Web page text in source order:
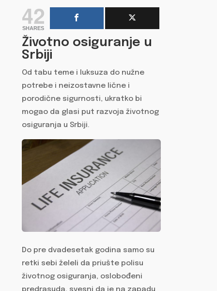
42
SHARES
Životno osiguranje u
Srbiji
Od tabu teme i luksuza do nužne
potrebe i neizostavne lične i
porodične sigurnosti, ukratko bi
mogao da glasi put razvoja životnog
osiguranja u Srbiji.
Do pre dvadesetak godina samo su
retki sebi želeli da priušte polisu
životnog osiguranja, oslobođeni